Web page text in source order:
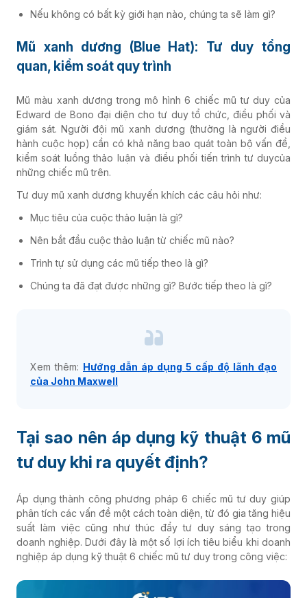
Nếu không có bất kỳ giới hạn nào, chúng ta sẽ làm gì?
Mũ xanh dương (Blue Hat): Tư duy tổng
quan, kiểm soát quy trình
Mũ màu xanh dương trong mô hình 6 chiếc mũ tư duy của
Edward de Bono đại diện cho tư duy tổ chức, điều phối và
giám sát. Người đội mũ xanh dương (thường là người điều
hành cuộc họp) cần có khả năng bao quát toàn bộ vấn đề,
kiểm soát luồng thảo luận và điều phối tiến trình tư duycủa
những chiếc mũ trên.
Tư duy mũ xanh dương khuyến khích các câu hỏi như:
Mục tiêu của cuộc thảo luận là gì?
Nên bắt đầu cuộc thảo luận từ chiếc mũ nào?
Trình tự sử dụng các mũ tiếp theo là gì?
Chúng ta đã đạt được những gì? Bước tiếp theo là gì?
Xem thêm: Hướng dẫn áp dụng 5 cấp độ lãnh đạo
của John Maxwell
Tại sao nên áp dụng kỹ thuật 6 mũ
tư duy khi ra quyết định?
Áp dụng thành công phương pháp 6 chiếc mũ tư duy giúp
phân tích các vấn đề một cách toàn diện, từ đó gia tăng hiệu
suất làm việc cũng như thúc đẩy tư duy sáng tạo trong
doanh nghiệp. Dưới đây là một số lợi ích tiêu biểu khi doanh
nghiệp áp dụng kỹ thuật 6 chiếc mũ tư duy trong công việc: